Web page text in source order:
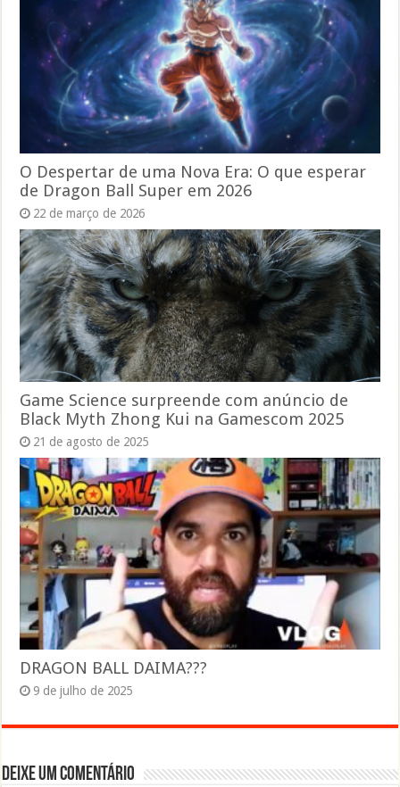
O Despertar de uma Nova Era: O que esperar
de Dragon Ball Super em 2026
22 de março de 2026
Game Science surpreende com anúncio de
Black Myth Zhong Kui na Gamescom 2025
21 de agosto de 2025
DRAGON BALL DAIMA???
9 de julho de 2025
Deixe um comentário